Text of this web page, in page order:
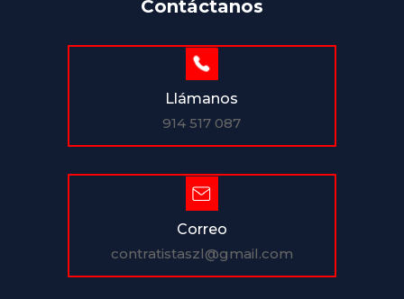
Contáctanos
Llámanos
914 517 087
Correo
contratistaszl@gmail.com